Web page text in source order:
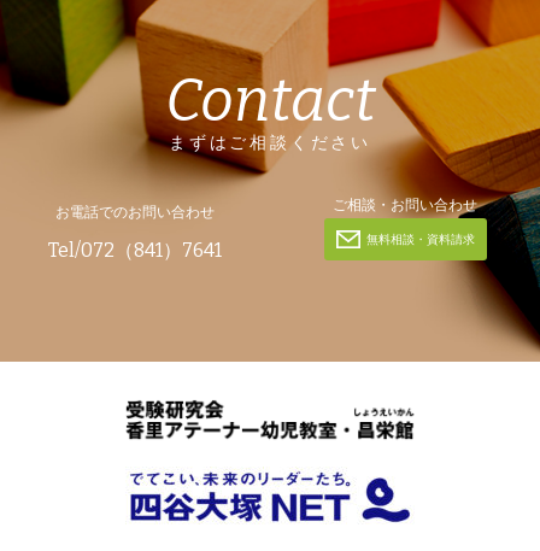
Contact
まずはご相談ください
お電話でのお問い合わせ
Tel/072（841）7641
ご相談・お問い合わせ
無料相談・資料請求